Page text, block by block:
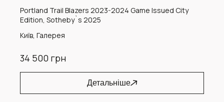
Portland Trail Blazers 2023-2024 Game Issued City
Edition, Sotheby`s 2025
Київ, Галерея
34 500 грн
Детальніше